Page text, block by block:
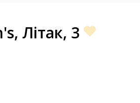
Літак, 3